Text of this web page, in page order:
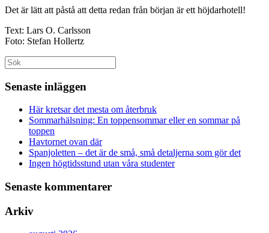
Det är lätt att påstå att detta redan från början är ett höjdarhotell!
Text: Lars O. Carlsson
Foto: Stefan Hollertz
Sök
efter:
Senaste inläggen
Här kretsar det mesta om återbruk
Sommarhälsning: En toppensommar eller en sommar på
toppen
Havtornet ovan där
Spanjoletten – det är de små, små detaljerna som gör det
Ingen högtidsstund utan våra studenter
Senaste kommentarer
Arkiv